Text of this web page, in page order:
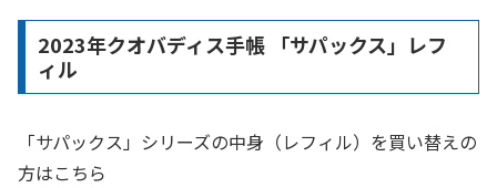
2023年クオバディス手帳 「サパックス」レフ
ィル
「サパックス」シリーズの中身（レフィル）を買い替えの
方はこちら